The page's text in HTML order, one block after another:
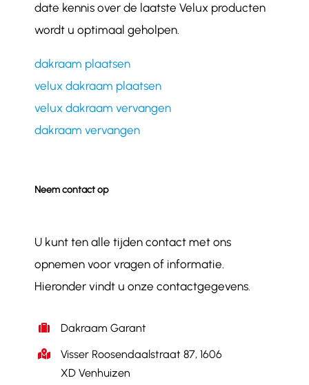
date kennis over de laatste Velux producten
wordt u optimaal geholpen.
dakraam plaatsen
velux dakraam plaatsen
velux dakraam vervangen
dakraam vervangen
Neem contact op
U kunt ten alle tijden contact met ons
opnemen voor vragen of informatie.
Hieronder vindt u onze contactgegevens.
Dakraam Garant
Visser Roosendaalstraat 87, 1606
XD Venhuizen